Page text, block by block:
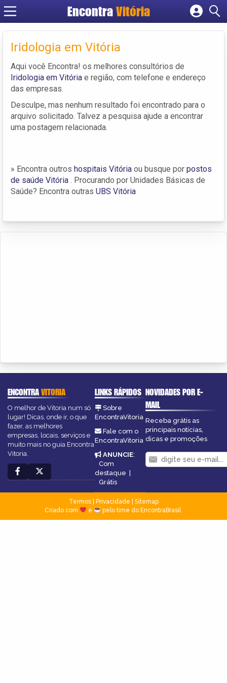
Encontra Vitória
Cadastrar empresa
Criar conta
Iridologia em Vitória
Aqui você Encontra! os melhores consultórios de
Iridologia em Vitória e região, com telefone e endereço
das empresas.
Desculpe, mas nenhum resultado foi encontrado para o
arquivo solicitado. Talvez a pesquisa ajude a encontrar
uma postagem relacionada.
» Encontra outros hospitais Vitória ou busque por postos
de saúde Vitória . Procurando por Unidades Básicas de
Saúde? Encontra outras UBS Vitória
ENCONTRAVITORIA
O melhor de Vitoria num só
lugar! Dicas, onde ir, o que
fazer, as melhores
empresas, locais, serviços e
muito mais no guia Encontra
Vitoria.
LINKS RÁPIDOS
Sobre
EncontraVitoria
Fale com o
EncontraVitoria
ANUNCIE:
Com
destaque |
Grátis
NOVIDADES POR E-
MAIL
Receba grátis as
principais notícias,
dicas e promoções
Termos| Privacidade
Sitemap
Criado com
e pelo time do EncontraBrasil